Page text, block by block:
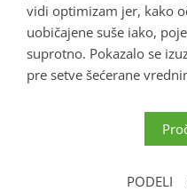
vidi optimizam jer, kako
uobičajene suše iako,
suprotno. Pokazalo se
pre setve šećerane
PODELI